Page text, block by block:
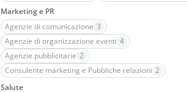
Marketing e PR
Agenzie di comunicazione 3
Agenzie di organizzazione eventi 4
Agenzie pubblicitarie 2
Consulente marketing e Pubbliche relazioni 2
Salute